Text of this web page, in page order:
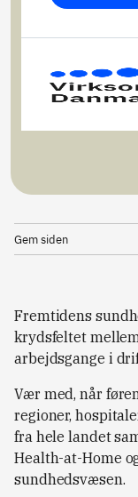
Gem siden
Fremtidens
krydsfeltet
arbejdsgange i
Vær med, når
regioner,
fra hele landet
Health-at-Home
sundhedsvæsen.